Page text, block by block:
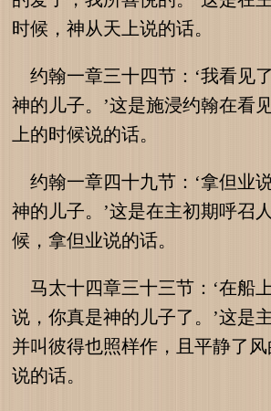
时候，神从天上说的话。
约翰一章三十四节：‘我看见
神的儿子。’这是施浸约翰在看
上的时候说的话。
约翰一章四十九节：‘拿但业
神的儿子。’这是在主初期呼召
候，拿但业说的话。
马太十四章三十三节：‘在船
说，你真是神的儿子了。’这是
并叫彼得也照样作，且平静了
说的话。